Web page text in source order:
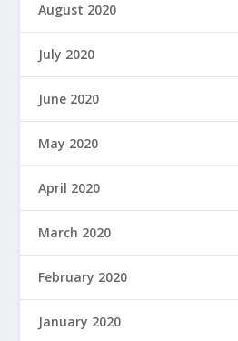
August 2020
July 2020
June 2020
May 2020
April 2020
March 2020
February 2020
January 2020